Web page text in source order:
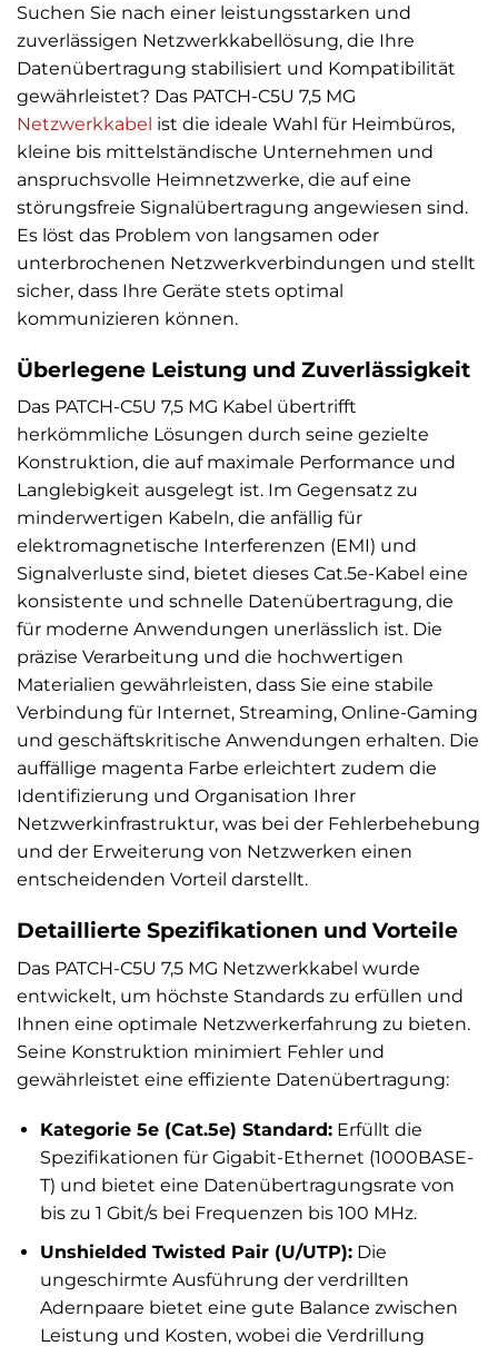
Suchen Sie nach einer leistungsstarken und
zuverlässigen Netzwerkkabellösung, die Ihre
Datenübertragung stabilisiert und Kompatibilität
gewährleistet? Das PATCH-C5U 7,5 MG
Netzwerkkabel ist die ideale Wahl für Heimbüros,
kleine bis mittelständische Unternehmen und
anspruchsvolle Heimnetzwerke, die auf eine
störungsfreie Signalübertragung angewiesen sind.
Es löst das Problem von langsamen oder
unterbrochenen Netzwerkverbindungen und stellt
sicher, dass Ihre Geräte stets optimal
kommunizieren können.
Überlegene Leistung und Zuverlässigkeit
Das PATCH-C5U 7,5 MG Kabel übertrifft
herkömmliche Lösungen durch seine gezielte
Konstruktion, die auf maximale Performance und
Langlebigkeit ausgelegt ist. Im Gegensatz zu
minderwertigen Kabeln, die anfällig für
elektromagnetische Interferenzen (EMI) und
Signalverluste sind, bietet dieses Cat.5e-Kabel eine
konsistente und schnelle Datenübertragung, die
für moderne Anwendungen unerlässlich ist. Die
präzise Verarbeitung und die hochwertigen
Materialien gewährleisten, dass Sie eine stabile
Verbindung für Internet, Streaming, Online-Gaming
und geschäftskritische Anwendungen erhalten. Die
auffällige magenta Farbe erleichtert zudem die
Identifizierung und Organisation Ihrer
Netzwerkinfrastruktur, was bei der Fehlerbehebung
und der Erweiterung von Netzwerken einen
entscheidenden Vorteil darstellt.
Detaillierte Spezifikationen und Vorteile
Das PATCH-C5U 7,5 MG Netzwerkkabel wurde
entwickelt, um höchste Standards zu erfüllen und
Ihnen eine optimale Netzwerkerfahrung zu bieten.
Seine Konstruktion minimiert Fehler und
gewährleistet eine effiziente Datenübertragung:
Kategorie 5e (Cat.5e) Standard:Erfüllt die
Spezifikationen für Gigabit-Ethernet (1000BASE-
T) und bietet eine Datenübertragungsrate von
bis zu 1 Gbit/s bei Frequenzen bis 100 MHz.
Unshielded Twisted Pair (U/UTP):Die
ungeschirmte Ausführung der verdrillten
Adernpaare bietet eine gute Balance zwischen
Leistung und Kosten, wobei die Verdrillung